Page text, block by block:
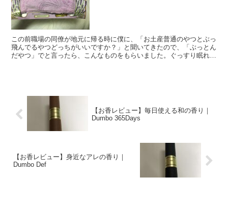
この前職場の同僚が地元に帰る時に僕に、「お土産普通のやつとぶっ
飛んでるやつどっちがいいですか？」と聞いてきたので、「ぶっとん
だやつ」でと言ったら、こんなものをもらいました。ぐっすり眠れる
【お香レビュー】毎日使える和の香り｜
Dumbo 365Days
【お香レビュー】身近なアレの香り｜
Dumbo Def